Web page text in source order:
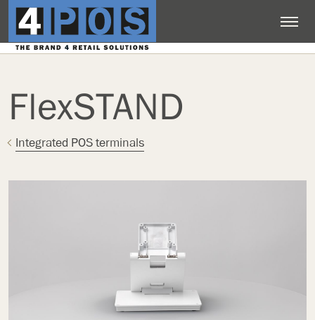
FlexSTAND
Integrated POS terminals